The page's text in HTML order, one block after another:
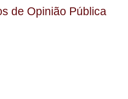
de Opinião Pública